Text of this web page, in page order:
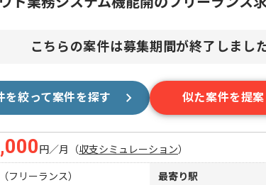
こちらの案件は募集期間が終了しまし
を絞って案件を探す 似た案件を提
円／月 （収支シミュレーション）
フリーランス） 最寄り駅